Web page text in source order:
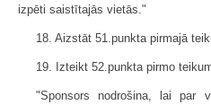
izpēti saistītajās vietās."
18. Aizstāt 51.punkta pirmajā
19. Izteikt 52.punkta pirmo
"Sponsors nodrošina, lai par